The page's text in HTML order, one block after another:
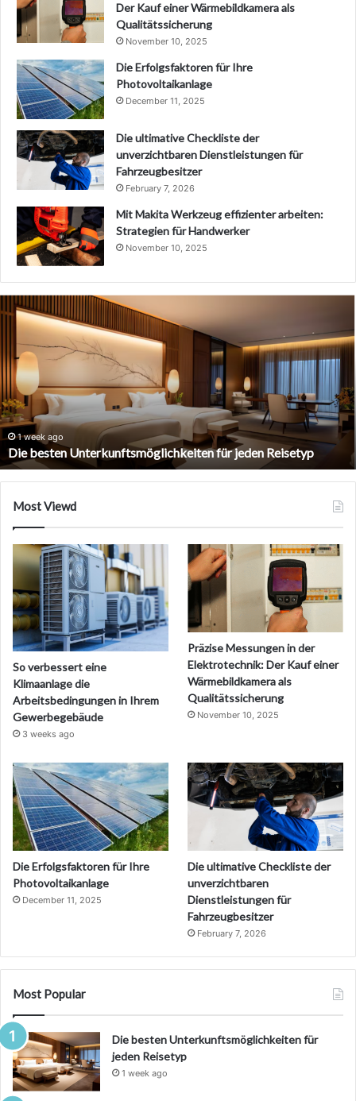
Der Kauf einer Wärmebildkamera als
Qualitätssicherung
November 10, 2025
Die Erfolgsfaktoren für Ihre
Photovoltaikanlage
December 11, 2025
Die ultimative Checkliste der
unverzichtbaren Dienstleistungen für
Fahrzeugbesitzer
February 7, 2026
Mit Makita Werkzeug effizienter arbeiten:
Strategien für Handwerker
November 10, 2025
Die
besten
Unterkunftsmöglichkeiten
jeden
Reisetyp
1 week ago
Die besten Unterkunftsmöglichkeiten für jeden Reisetyp
Most Viewd
So verbessert eine
Klimaanlage die
Arbeitsbedingungen in Ihrem
Gewerbegebäude
3 weeks ago
Präzise Messungen in der
Elektrotechnik: Der Kauf einer
Wärmebildkamera als
Qualitätssicherung
November 10, 2025
Die Erfolgsfaktoren für Ihre
Photovoltaikanlage
December 11, 2025
Die ultimative Checkliste der
unverzichtbaren
Dienstleistungen für
Fahrzeugbesitzer
February 7, 2026
Most Popular
Die besten Unterkunftsmöglichkeiten für
jeden Reisetyp
1 week ago